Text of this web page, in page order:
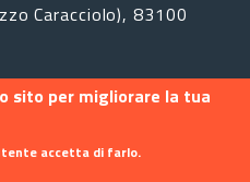
Caracciolo), 83100
sito per migliorare la tua
accetta di farlo.